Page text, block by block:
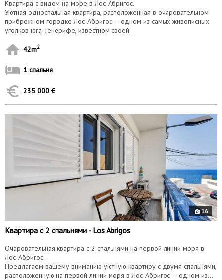
Квартира с видом на море в Лос-Абригос.
Уютная односпальная квартира, расположенная в очаровательном
прибрежном городке Лос-Абригос — одном из самых живописных
уголков юга Тенерифе, известном своей...
42m2
1 спальня
235 000 €
16
Квартира с 2 спальнями - Los Abrigos
Очаровательная квартира с 2 спальнями на первой линии моря в
Лос-Абригос.
Предлагаем вашему вниманию уютную квартиру с двумя спальнями,
расположенную на первой линии моря в Лос-Абригос — одном из...